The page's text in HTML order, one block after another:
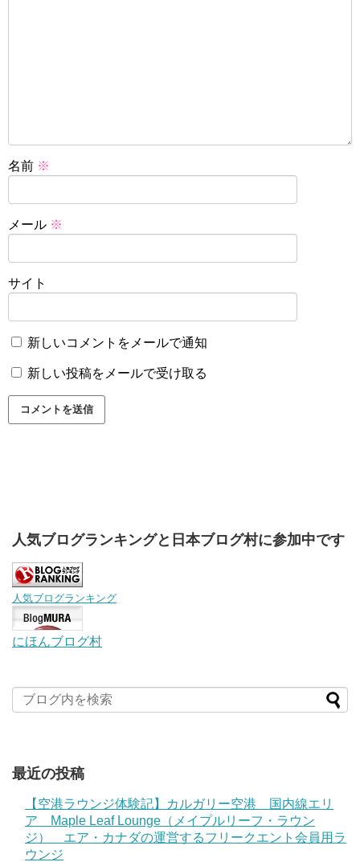
名前 ※
メール ※
サイト
新しいコメントをメールで通知
新しい投稿をメールで受け取る
人気ブログランキングと日本ブログ村に参加中です
人気ブログランキング
にほんブログ村
最近の投稿
【空港ラウンジ体験記】カルガリー空港 国内線エリ
ア Maple Leaf Lounge（メイプルリーフ・ラウン
ジ） エア・カナダの運営するフリークエント会員用ラ
ウンジ